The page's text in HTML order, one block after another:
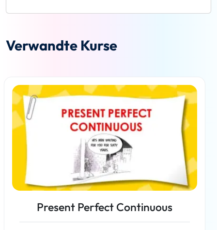
Verwandte Kurse
Present Perfect Continuous